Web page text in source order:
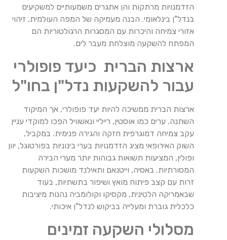
הזדמנויות מרתקות והן אתגרים משמעותיים למשקיעים
בנדל"ן בינלאומי. הבנה מעמיקה של המפה העולמית, זיהוי
אזורי צמיחה והיכרות עם המסגרות הרגולטוריות הם
המפתח להשקעה מוצלחת מעבר לים.
ארצות הברית כיעד פופולרי
עבור להשקעות נדל"ן בחו"ל
ארצות הברית ממשיכה להיות יעד פופולרי, אך המיקוד
השתנה. ערים כמו אוסטין, רייליי ונאשוויל הפכו למוקדי עניין
עקב צמיחה דמוגרפית חזקה והגירה פנימית. במקביל,
השוק האירופאי מציג הזדמנויות בערי בינוניות בפורטוגל, יוון
ופולין, המציעות תשואות גבוהות יותר מערי הבירה
המסורתיות. באסיה, וייטנאם ותאילנד מושכות השקעות
זרות עם קצב פיתוח מואץ ושיפור בתשתיות, בעוד
שבאמריקה הלטינית, מקסיקו וקולומביה נהנות מיציבות
כלכלית גוברת ומעלייה בביקוש לנדל"ן איכותי.
מסלולי השקעה זמינים